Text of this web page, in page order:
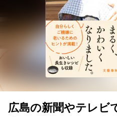
広島の新聞やテレビ